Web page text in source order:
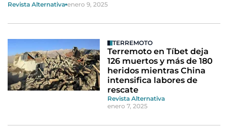
Revista Alternativa enero 9, 2025
TERREMOTO
Terremoto en Tíbet deja
126 muertos y más de 180
heridos mientras China
intensifica labores de
rescate
Revista Alternativa
enero 7, 2025